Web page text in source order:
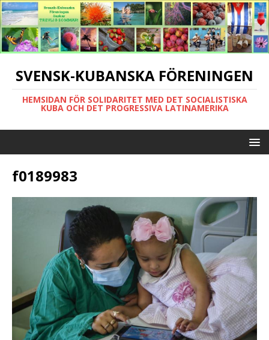
SVENSK-KUBANSKA FÖRENINGEN
HEMSIDAN FÖR SOLIDARITET MED DET SOCIALISTISKA
KUBA OCH DET PROGRESSIVA LATINAMERIKA
f0189983